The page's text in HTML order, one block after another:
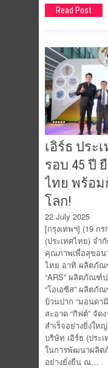
Read Post
เอิร์ธ ประ
รอบ 45 ปี
ไทย พร้อม
โลก!
22 July 2025
[กรุงเทพฯ] (19 ก
(ประเทศไทย) จ
คุณภาพเพื่อสุขอน
ไทย อาทิ ผลิตภัณ
“ARS” ผลิตภัณฑ์ป
“โอเอซิส” ผลิตภั
บ้วนปาก “มอนด
สะอาด “กิฟต์” จั
สำเร็จอย่างยิ่งให
บริษัท เอิร์ธ (ประ
ในการพัฒนาผลิต
อย่างยั่งยืน ณ…